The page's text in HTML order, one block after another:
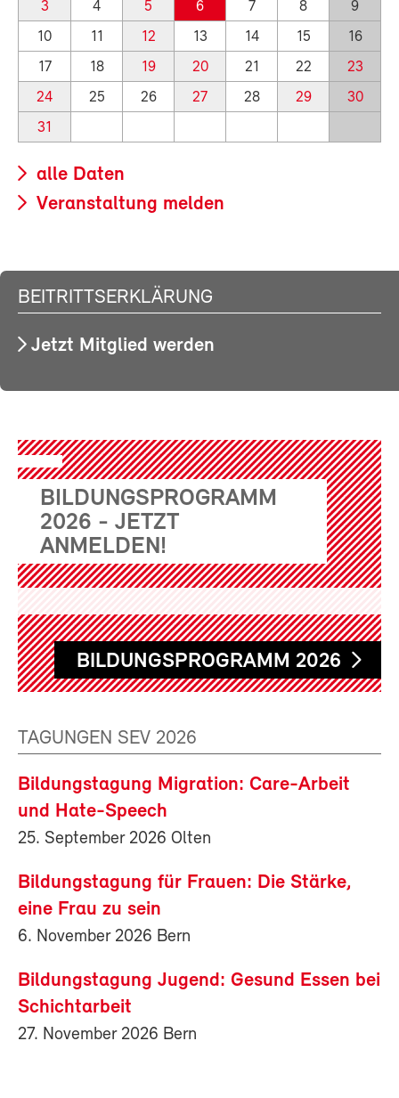
3 4 5 6 7 8
9
10
11 12 13 14 15
16
17
18 19 20 21 22
23
24
25 26 27 28 29
30
31
alle Daten
Veranstaltung melden
BEITRITTSERKLÄRUNG
Jetzt Mitglied werden
BILDUNGSPROGRAMM
2026 - JETZT
ANMELDEN!
BILDUNGSPROGRAMM 2026
TAGUNGEN SEV 2026
Bildungstagung Migration: Care-Arbeit
und Hate-Speech
25. September 2026 Olten
Bildungstagung für Frauen: Die Stärke,
eine Frau zu sein
6. November 2026 Bern
Bildungstagung Jugend: Gesund Essen bei
Schichtarbeit
27. November 2026 Bern